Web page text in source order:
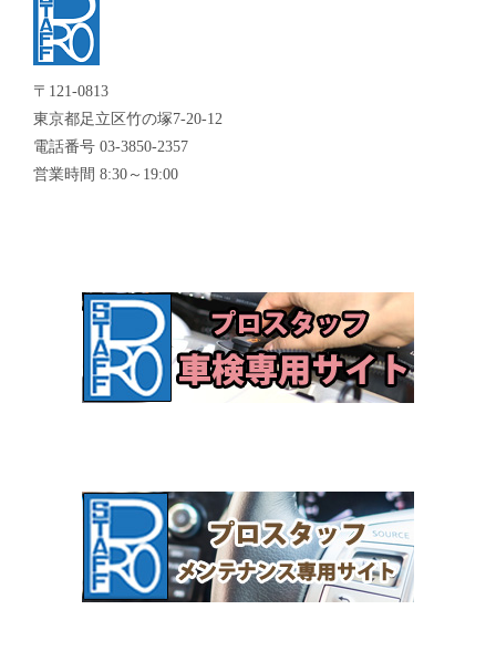
〒121-0813
東京都足立区竹の塚7-20-12
電話番号 03-3850-2357
営業時間 8:30～19:00